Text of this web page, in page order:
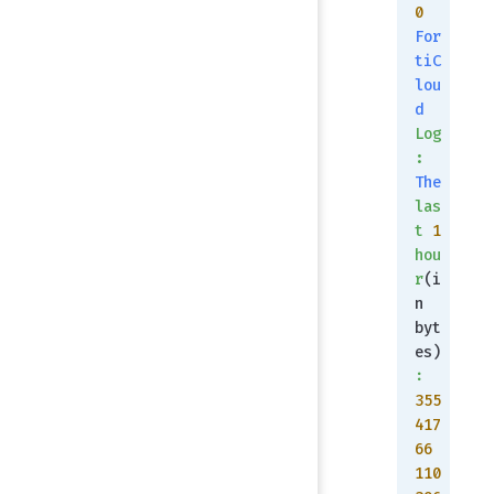
0
For
tiC
lou
d
Log
:
The
las
t 1
hou
r(i
n
byt
es)
:
355
417
66
110